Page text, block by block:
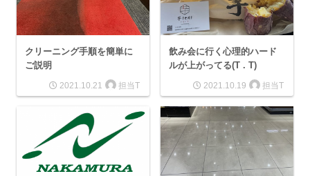
クリーニング手順を簡単に
ご説明
2021.10.21 担当T
飲み会に行く心理的ハード
ルが上がってる(T . T)
2021.10.19 担当T